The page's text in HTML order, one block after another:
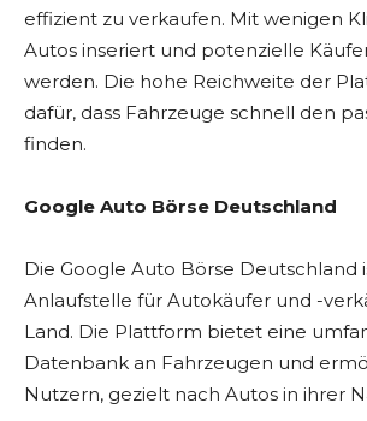
effizient zu verkaufen. Mit wenigen
Autos inseriert und potenzielle
werden. Die hohe Reichweite der
dafür, dass Fahrzeuge schnell den
finden.
Google Auto Börse Deutschland
Die Google Auto Börse Deutschland
Anlaufstelle für Autokäufer und -
Land. Die Plattform bietet eine
Datenbank an Fahrzeugen und
Nutzern, gezielt nach Autos in ihrer